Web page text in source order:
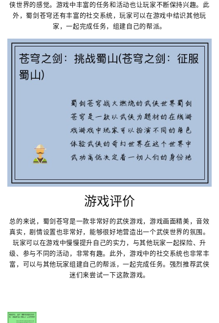
侠世界的感觉。游戏中丰富的任务和活动也让玩家不断保持兴趣。此
外，蜀剑苍穹还有丰富的社交系统，玩家可以在游戏中结识其他玩
家，一起完成任务，组建自己的帮派。
游戏评价
总的来说，蜀剑苍穹是一款非常好的武侠游戏，游戏画面精美，音效
真实，剧情设置也非常好，能够很好地营造出一个武侠世界的氛围。
玩家可以在游戏中慢慢提升自己的实力，与其他玩家一起探险、升
级、参与不同的活动，非常有趣。此外，游戏中的社交系统也非常丰
富，可以与其他玩家组建自己的帮派，一起完成任务。强烈推荐武侠
迷们来尝试一下这款游戏。